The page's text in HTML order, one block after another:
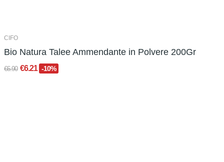
CIFO
Bio Natura Talee Ammendante in Polvere 200Gr
€6.90 €6.21 -10%